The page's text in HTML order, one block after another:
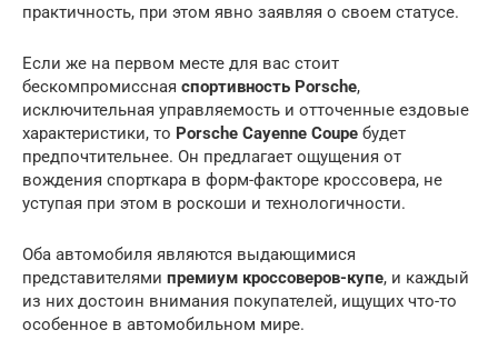
практичность, при этом явно заявляя о своем статусе.
Если же на первом месте для вас стоит
бескомпромиссная спортивность Porsche,
исключительная управляемость и отточенные ездовые
характеристики, то Porsche Cayenne Coupe будет
предпочтительнее. Он предлагает ощущения от
вождения спорткара в форм-факторе кроссовера, не
уступая при этом в роскоши и технологичности.
Оба автомобиля являются выдающимися
представителями премиум кроссоверов-купе, и каждый
из них достоин внимания покупателей, ищущих что-то
особенное в автомобильном мире.